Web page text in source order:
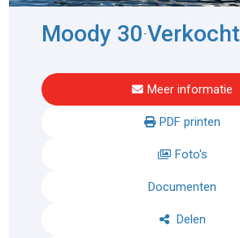
Moody 30-Verkocht
Meer informatie
PDF printen
Foto's
Documenten
Delen